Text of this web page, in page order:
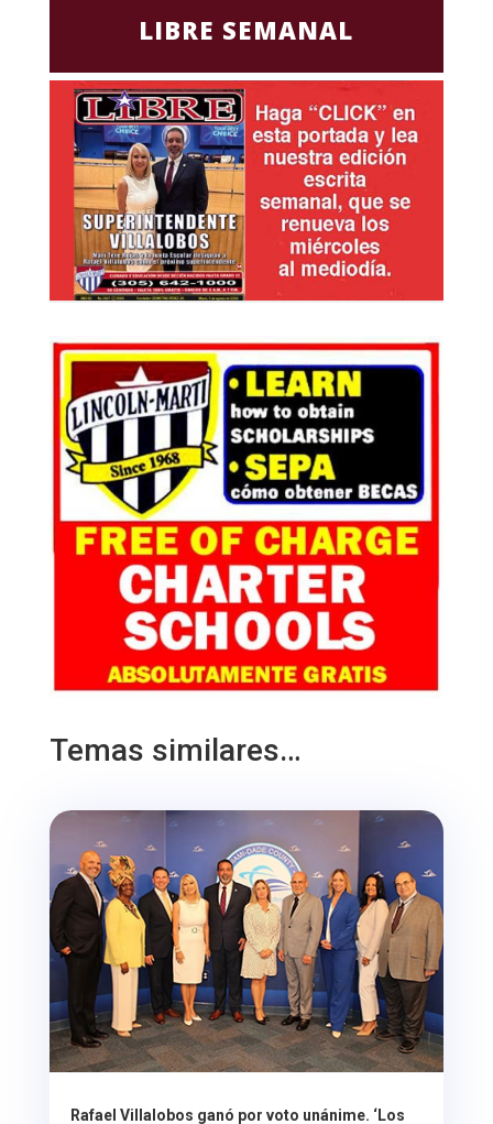
LIBRE SEMANAL
Temas similares…
Rafael Villalobos ganó por voto unánime. ‘Los